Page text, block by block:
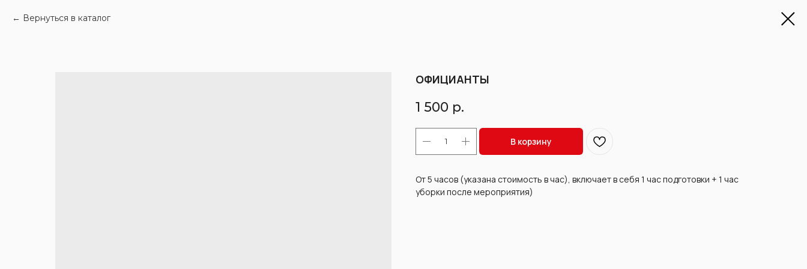
Вернуться в каталог
ОФИЦИАНТЫ
1 500 р.
В корзину
От 5 часов (указана стоимость в час), включает в себя 1 час подготовки + 1 час
уборки после мероприятия)